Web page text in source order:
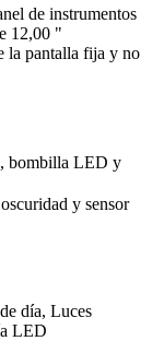
de instrumentos
12,00 "
la pantalla fija y no
bombilla LED y
y sensor
día, Luces
LED